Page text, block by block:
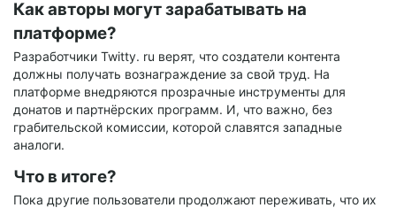
Как авторы могут зарабатывать на
платформе?
Разработчики Twitty. ru верят, что создатели контента
должны получать вознаграждение за свой труд. На
платформе внедряются прозрачные инструменты для
донатов и партнёрских программ. И, что важно, без
грабительской комиссии, которой славятся западные
аналоги.
Что в итоге?
Пока другие пользователи продолжают переживать, что их